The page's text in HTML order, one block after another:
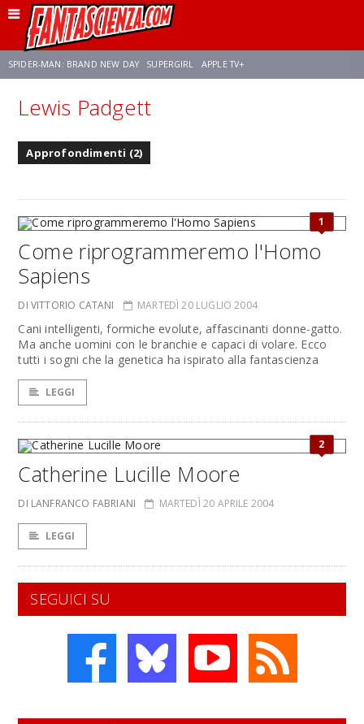
SPIDER-MAN: BRAND NEW DAY SUPERGIRL APPLE TV+
FRANCO RICCIARDIELLO ZENDAYA
Lewis Padgett
Approfondimenti (2)
1
Come riprogrammeremo l'Homo
Sapiens
DI VITTORIO CATANI MARTEDÌ 20 LUGLIO 2004
Cani intelligenti, formiche evolute, affascinanti donne-gatto.
Ma anche uomini con le branchie e capaci di volare. Ecco
tutti i sogni che la genetica ha ispirato alla fantascienza
LEGGI
2
Catherine Lucille Moore
DI LANFRANCO FABRIANI MARTEDÌ 20 APRILE 2004
LEGGI
SEGUICI SU